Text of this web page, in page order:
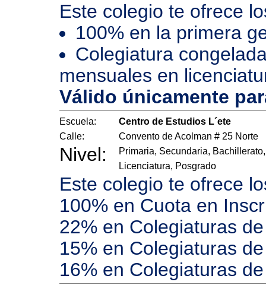
Este colegio te ofrece
100% en la primera
Colegiatura
mensuales en
Válido únicamente
Escuela:
Centro de Estudios L´ete
Calle:
Convento de Acolman # 25 Norte
Nivel:
Primaria, Secundaria, Bachillerato,
Licenciatura, Posgrado
Este colegio te ofrece
100% en Cuota en
22% en Colegiaturas
15% en Colegiaturas
16% en Colegiaturas